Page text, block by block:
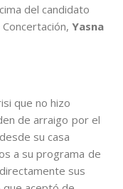
del candidato
Yasna
que no hizo
de arraigo por el
su casa
a su programa de
sus